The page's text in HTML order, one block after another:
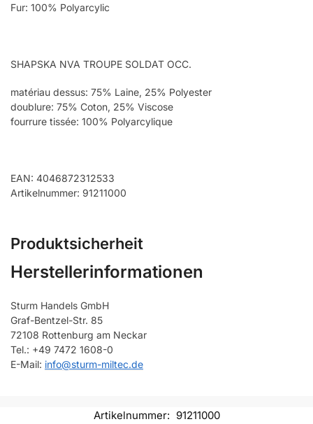
Fur: 100% Polyarcylic
SHAPSKA NVA TROUPE SOLDAT OCC.
matériau dessus: 75% Laine, 25% Polyester
doublure: 75% Coton, 25% Viscose
fourrure tissée: 100% Polyarcylique
EAN: 4046872312533
Artikelnummer: 91211000
Produktsicherheit
Herstellerinformationen
Sturm Handels GmbH
Graf-Bentzel-Str. 85
72108 Rottenburg am Neckar
Tel.: +49 7472 1608-0
E-Mail: info@sturm-miltec.de
Artikelnummer: 91211000